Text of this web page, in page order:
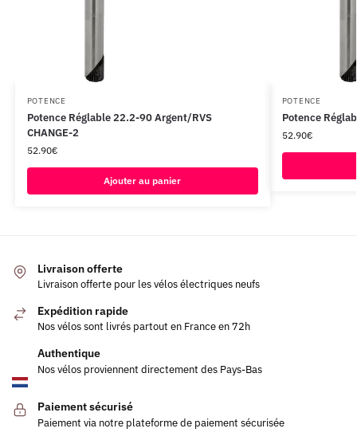
POTENCE
Potence Réglable 22.2-90 Argent/RVS
CHANGE-2
52.90€
Ajouter au panier
POTENCE
Potence
52.90€
Livraison offerte
Livraison offerte pour les vélos électriques neufs
Expédition rapide
Nos vélos sont livrés partout en France en 72h
Authentique
Nos vélos proviennent directement des Pays-Bas
Paiement sécurisé
Paiement via notre plateforme de paiement sécurisée